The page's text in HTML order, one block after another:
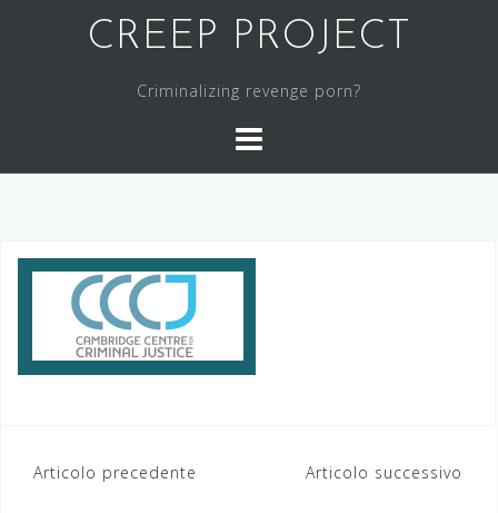
CREEP PROJECT
Criminalizing revenge porn?
Navigazione
Articolo precedente Articolo successivo